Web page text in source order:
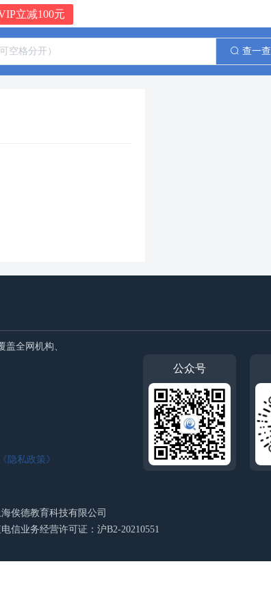
立减100元
查一查
全网机构、
《隐私政策》
公众号
俟德教育科技有限公司
信业务经营许可证：沪B2-20210551